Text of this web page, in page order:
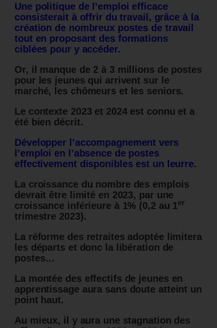
Une politique de l’emploi efficace
consisterait à offrir du travail, grâce à la
création de nombreux postes de travail
tout en proposant des formations
ciblées pour y accéder.
Or, il manque de 2 à 3 millions de postes
pour les jeunes qui arrivent sur le
marché, les chômeurs et les seniors.
Le contexte 2023 et 2024 est connu et a
été bien décrit.
Développer l’accompagnement vers
l’emploi en l’absence de postes
effectivement disponibles est un leurre.
La croissance du nombre des emplois
devrait être limité en 2023, par une
croissance inférieure à 1% (0,2 au 1er
trimestre 2023).
La réforme des retraites adoptée limitera
les départs et donc la libération de
postes…
La montée des effectifs de jeunes en
apprentissage aura sans doute atteint un
point haut.
Au mieux, il y aura une stagnation des